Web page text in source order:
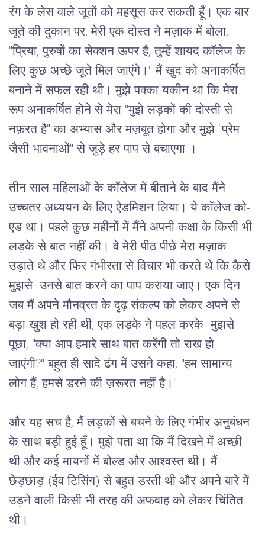
रंग के लेस वाले जूतों को महसूस कर सकती हूँ। एक बार
जूते की दुकान पर, मेरी एक दोस्त ने मज़ाकमें बोला,
"प्रिया, पुरुषों का सेक्शन ऊपर है, तुम्हें शायद कॉलेज के
लिए कुछ अच्छे जूते मिल जाएंगे। " मैं खुद को अनाकर्षित
बनाने में सफल रही थी। मुझे पक्का यकीन था कि मेरा
रूप अनाकर्षित होने से मेरा "मुझे लड़कों की दोस्ती से
नफ़रत है" का अभ्यास और मज़बूत होगा और मुझे "प्रेम
जैसी भावनाओं" से जुड़े हर पाप से बचाएगा ।
तीन साल महिलाओं के कॉलेज में बीताने के बाद मैंने
उच्चतर अध्ययन के लिए ऐडमिशन लिया। ये कॉलेज को-
एड था। पहले कुछ महीनों में मैंने अपनी कक्षा के किसी भी
लड़के से बात नहीं की। वे मेरी पीठ पीछे मेरा मज़ाक
उड़ाते थे और फिर गंभीरता से विचार भी करते थे कि कैसे
मुझसे- उनसे बात करने का पाप कराया जाए। एक दिन
जब मैं अपने मौनव्रत के दृढ़ संकल्प को लेकर अपने से
बड़ा खुश हो रही थी, एक लड़के ने पहल करके मुझसे
पूछा, "क्या आप हमारे साथ बात करेंगी तो राख हो
जाएंगी?" बहुत ही सादे ढंग में उसने कहा, "हम सामान्य
लोग हैं, हमसे डरने की ज़रूरत नहीं है। "
और यह सच है, मैं लड़कों से बचने के लिए गंभीर अनुबंधन
के साथ बड़ी हुई हूँ। मुझे पता था कि मैं दिखने में अच्छी
थी और कई मायनों में बोल्ड और आश्वस्त थी। मैं
छेड़छाड़ (ईव-टिसिंग) से बहुत डरती थी और अपने बारे में
उड़ने वाली किसी भी तरह की अफवाह को लेकर चिंतित
थी।